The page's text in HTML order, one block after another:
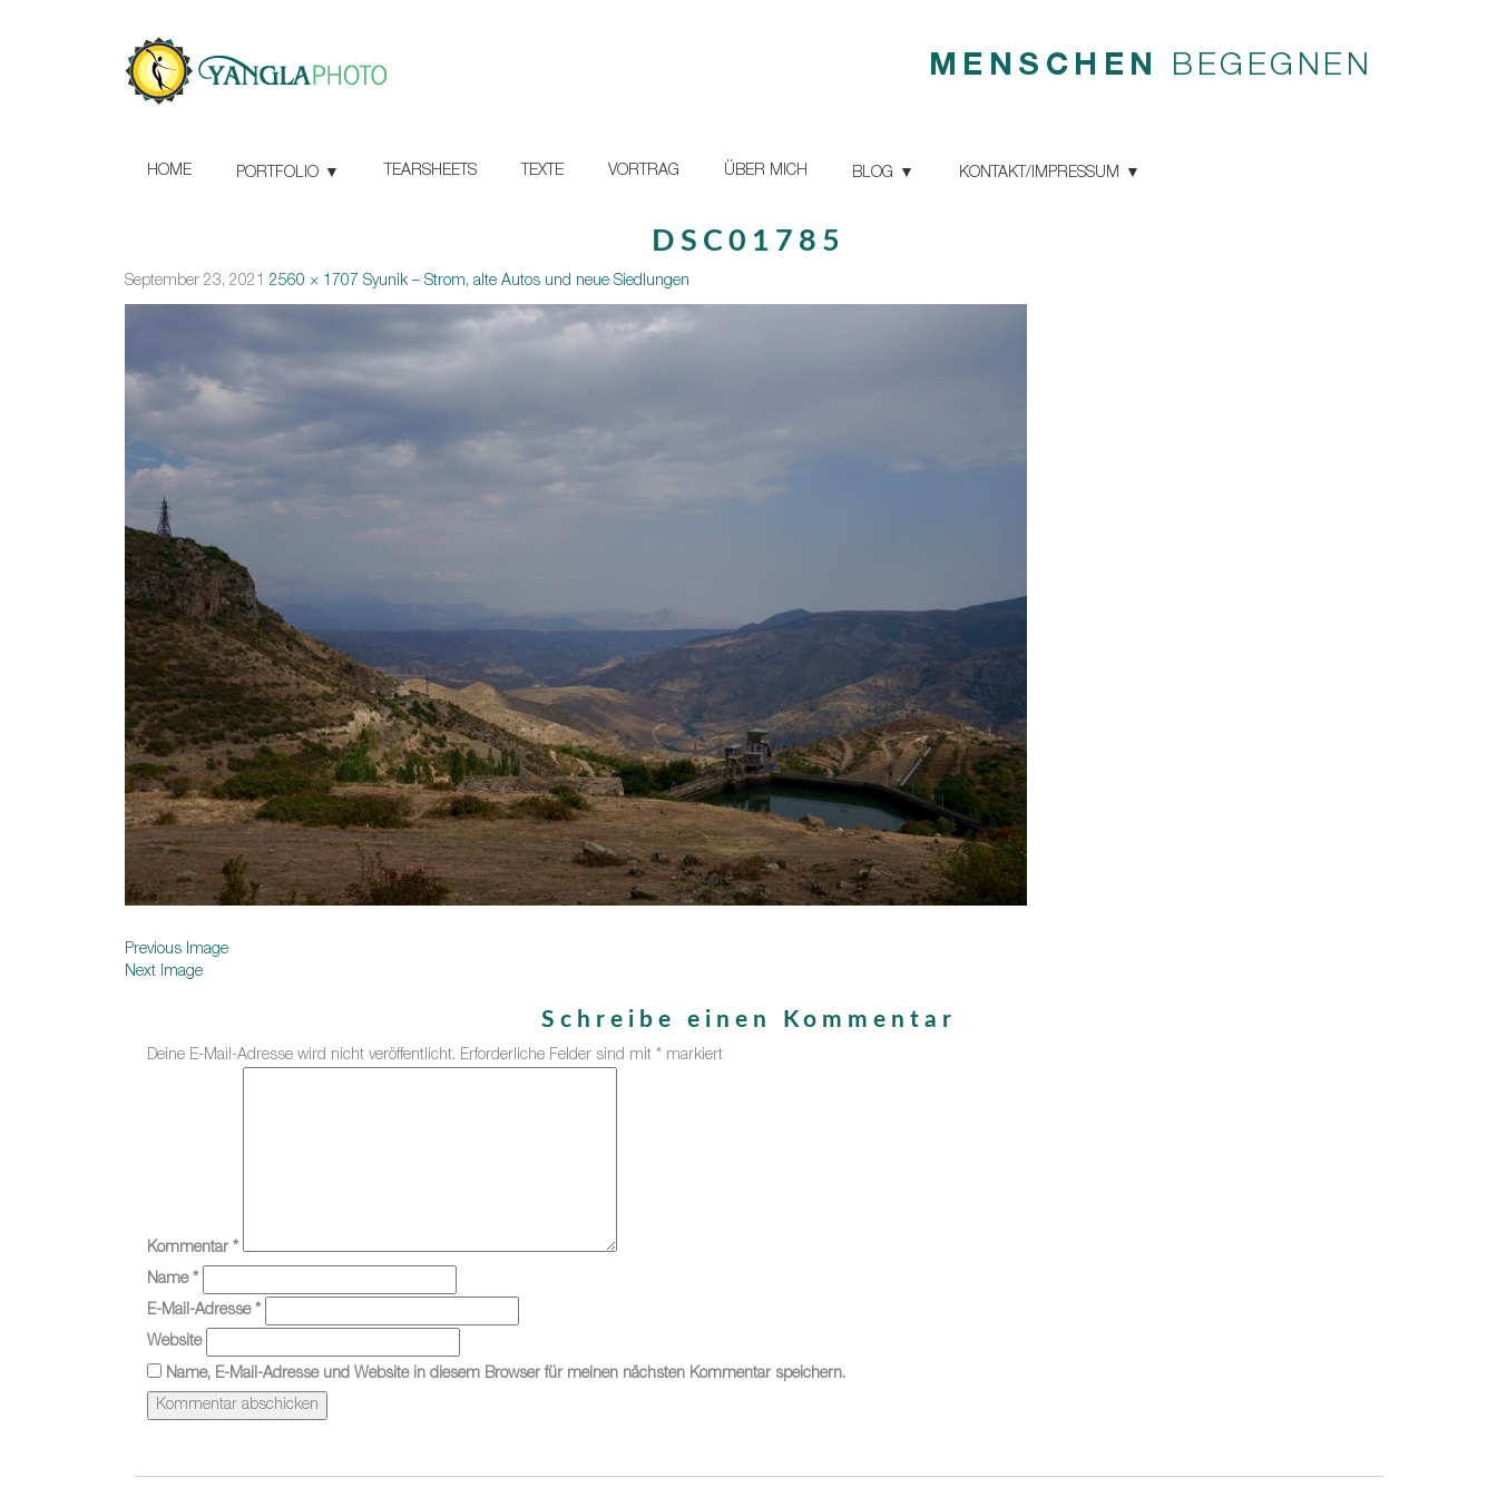
MENSCHEN BEGEGNEN
HOME PORTFOLIO TEARSHEETS TEXTE VORTRAG ÜBER MICH BLOG KONTAKT/IMPRESSUM
DSC01785
September 23, 2021 2560 × 1707 Syunik – Strom, alte Autos und neue Siedlungen
Previous Image
Next Image
Schreibe einen Kommentar
Deine E-Mail-Adresse wird nicht veröffentlicht. Erforderliche Felder sind mit * markiert
Kommentar *
Name *
E-Mail-Adresse *
Website
Name, E-Mail-Adresse und Website in diesem Browser für meinen nächsten Kommentar speichern.